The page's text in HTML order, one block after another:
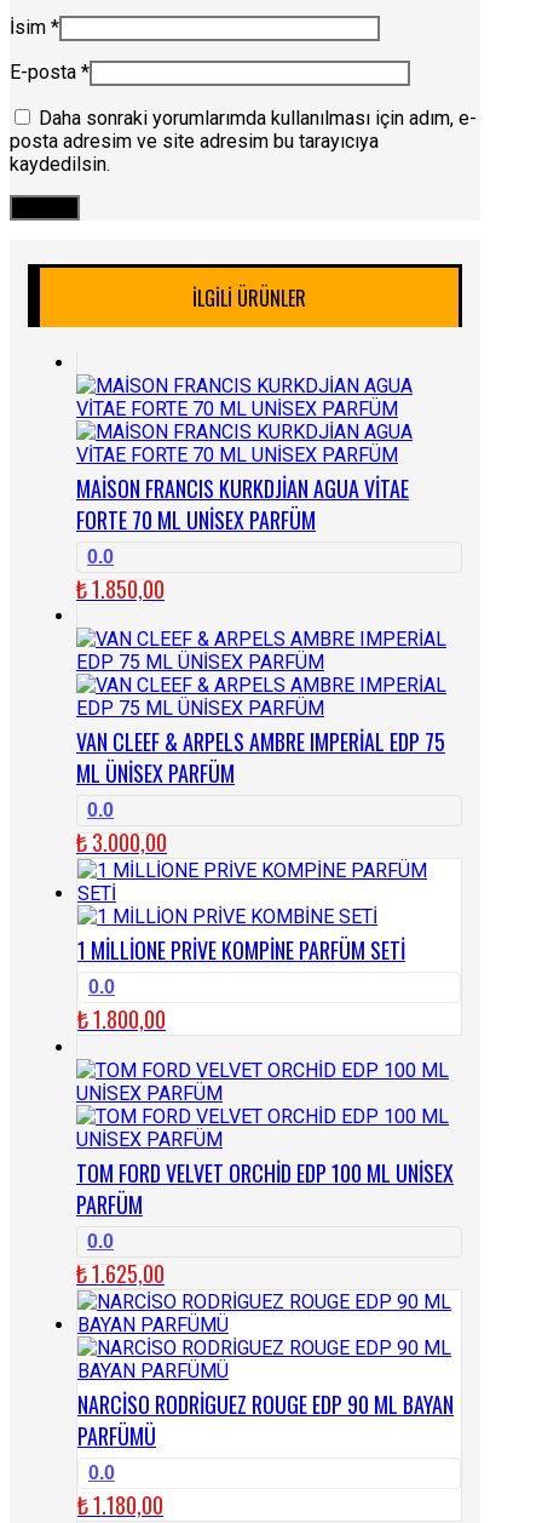
İsim *
E-posta *
Daha sonraki yorumlarımda kullanılması için adım, e-
posta adresim ve site adresim bu tarayıcıya
kaydedilsin.
İLGILI ÜRÜNLER
MAİSON FRANCIS KURKDJİAN AGUA VİTAE
FORTE 70 ML UNİSEX PARFÜM
0.0
₺1.850,00
VAN CLEEF & ARPELS AMBRE IMPERİAL EDP 75
ML ÜNİSEX PARFÜM
0.0
₺3.000,00
1 MİLLİONE PRİVE KOMPİNE PARFÜM SETİ
0.0
₺1.800,00
TOM FORD VELVET ORCHİD EDP 100 ML UNİSEX
PARFÜM
0.0
₺1.625,00
NARCİSO RODRİGUEZ ROUGE EDP 90 ML BAYAN
PARFÜMÜ
0.0
₺1.180,00